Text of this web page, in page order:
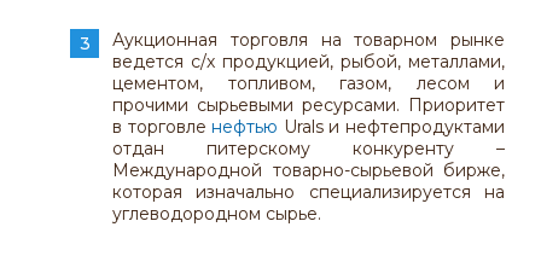
Аукционная торговля на товарном рынке
ведется с/х продукцией, рыбой, металлами,
цементом, топливом, газом, лесом и
прочими сырьевыми ресурсами. Приоритет
в торговленефтью Urals и нефтепродуктами
отдан питерскому конкуренту –
Международной товарно-сырьевой бирже,
которая изначально специализируется на
углеводородном сырье.